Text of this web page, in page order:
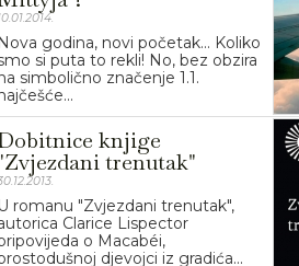
Nova godina, novi početak... Koliko
si puta to rekli! No, bez obzira
simbolično značenje 1.1.
knjige
trenutak"
U romanu "Zvjezdani trenutak",
Clarice Lispector
o Macabéi,
djevojci iz gradića...